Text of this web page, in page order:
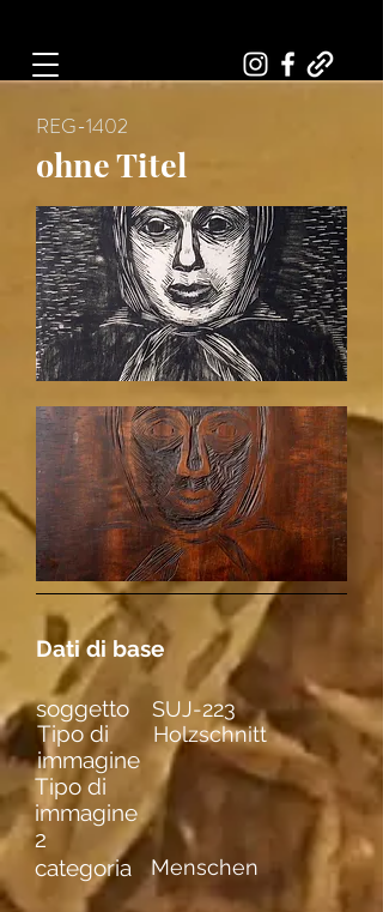
REG-1402
ohne Titel
Dati di base
Tipo di
immagine
Holzschnitt
Tipo di
immagine
2
categoria
Menschen
soggetto SUJ-223